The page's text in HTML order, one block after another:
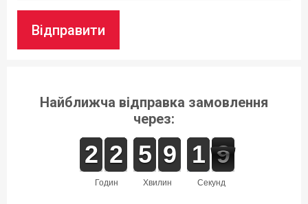
Відправити
Найближча відправка замовлення
через:
годин
1
1
2
2 1
1
2
2
хвилин
4
4
5
5 8
8
9
9
секунд
2
1
1 9
8
8